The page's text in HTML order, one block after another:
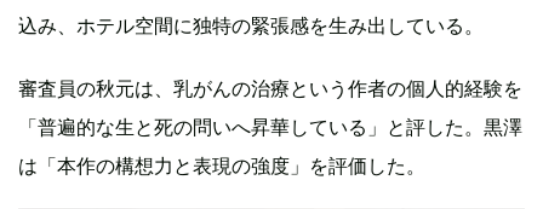
込み、ホテル空間に独特の緊張感を生み出している。
審査員の秋元は、乳がんの治療という作者の個人的経験を
「普遍的な生と死の問いへ昇華している」と評した。黒澤
は「本作の構想力と表現の強度」を評価した。